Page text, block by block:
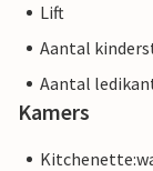
Lift
Aantal
Aantal
Kamers